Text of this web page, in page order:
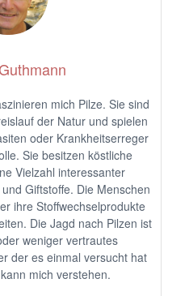
mich Pilze. Sie sind
der Natur und spielen
oder Krankheitserreger
Sie besitzen köstliche
Vielzahl interessanter
Giftstoffe. Die Menschen
ihre Stoffwechselprodukte
Die Jagd nach Pilzen ist
weniger vertrautes
der es einmal versucht hat
mich verstehen.